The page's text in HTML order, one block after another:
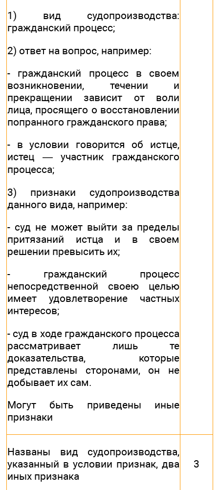
1) вид судопроизводства:
гражданский процесс;
2) ответ на вопрос, например:
- гражданский процесс в своем
возникновении, течении и
прекращении зависит от воли
лица, просящего о восстановлении
попранного гражданского права;
- в условии говорится об истце,
истец — участник гражданского
процесса;
3) признаки судопроизводства
данного вида, например:
- суд не может выйти за пределы
притязаний истца и в своем
решении превысить их;
- гражданский процесс
непосредственной своею целью
имеет удовлетворение частных
интересов;
- суд в ходе гражданского процесса
рассматривает лишь те
доказательства, которые
представлены сторонами, он не
добывает их сам.
Могут быть приведены иные
признаки
Названы вид судопроизводства,
указанный в условии признак, два
иных признака
3